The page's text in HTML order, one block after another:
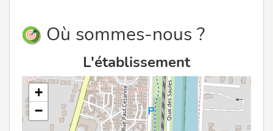
Où sommes-nous ?
L'établissement
+
−